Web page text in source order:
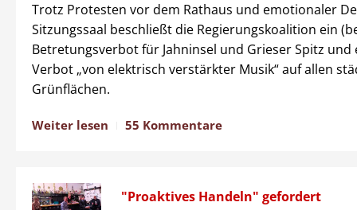
Trotz Protesten vor dem Rathaus und emotionaler
Sitzungssaal beschließt die Regierungskoalition ein
Betretungsverbot für Jahninsel und Grieser Spitz und
Verbot „von elektrisch verstärkter Musik“ auf allen
Grünflächen.
Weiter lesen 55 Kommentare
"Proaktives Handeln" gefordert